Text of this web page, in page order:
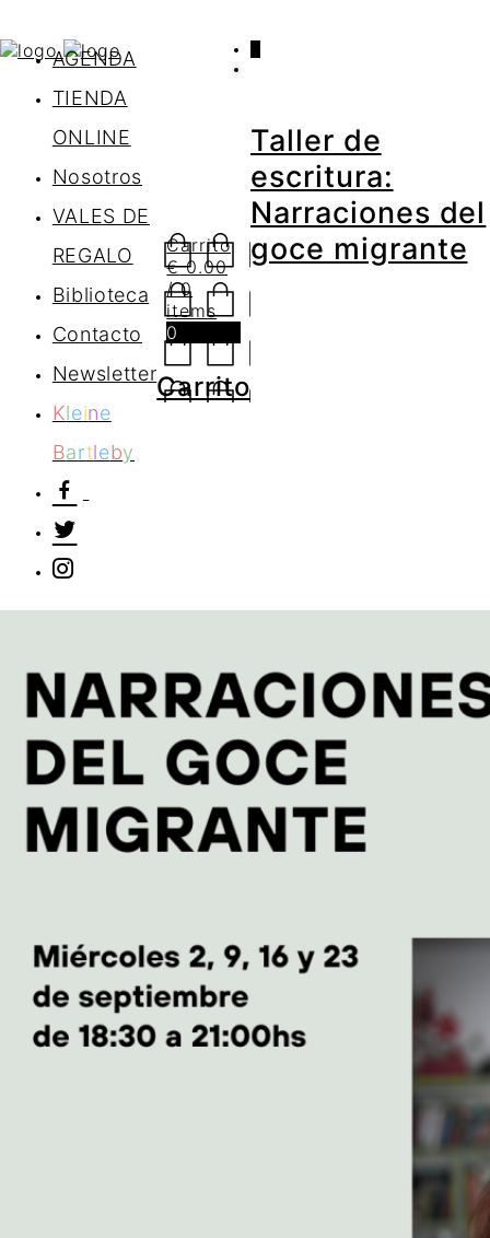
AGENDA
TIENDA
ONLINE
Nosotros
VALES DE
REGALO
Biblioteca
Contacto
Newsletter
Kleine
Bartleby
Carrito
€0.00
/ 0
items
0
Carrito
Taller de
escritura:
Narraciones del
goce migrante